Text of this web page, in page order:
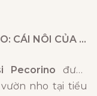
2.1. THỔ NHƯỠNG ASCOLI PICENO: CÁI NÔI CỦA GIỐNG NHO QUÝ
Pecorino được
nho tại tiểu